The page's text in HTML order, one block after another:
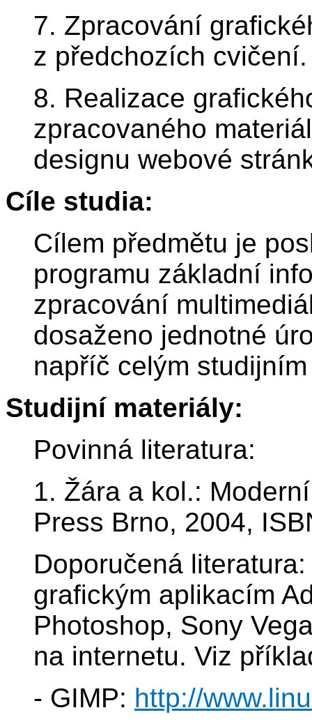
7. Zpracování
z předchozích
8. Realizace
zpracovaného
designu webové
Cíle studia:
Cílem předmětu je
programu základní
zpracování
dosaženo jednotné
napříč celým
Studijní materiály:
Povinná literatura:
1. Žára a kol.:
Press Brno, 2004,
Doporučená
grafickým aplikacím
Photoshop, Sony
na internetu. Viz
- GIMP: http://